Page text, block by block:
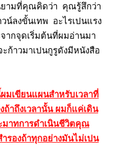
ยามที่คุณคิดว่า คุณรู้สึกว่า
ลงขั้นเทพ อะไรเปนแรง
ากจุดเริ่มต้นที่ผมอ่านมา
ก้าวมาเปนกูรูดังมีหนังสือ
เขียนแผนสำหรับเวลาที่
ถ้าถึงเวลานั้น ผมก็แค่เดิน
มาทการดำเนินชีวิตคุณ
รองถ้าทุกอย่างมันไม่เปน